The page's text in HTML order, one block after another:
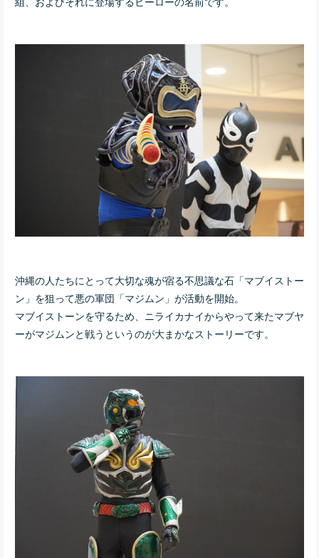
沖縄の人たちにとって大切な魂が宿る不思議な石「マブイストー
ン」を狙って悪の軍団「マジムン」が活動を開始。
マブイストーンを守るため、ニライカナイからやって来たマブヤ
ーがマジムンと戦うというのが大まかなストーリーです。